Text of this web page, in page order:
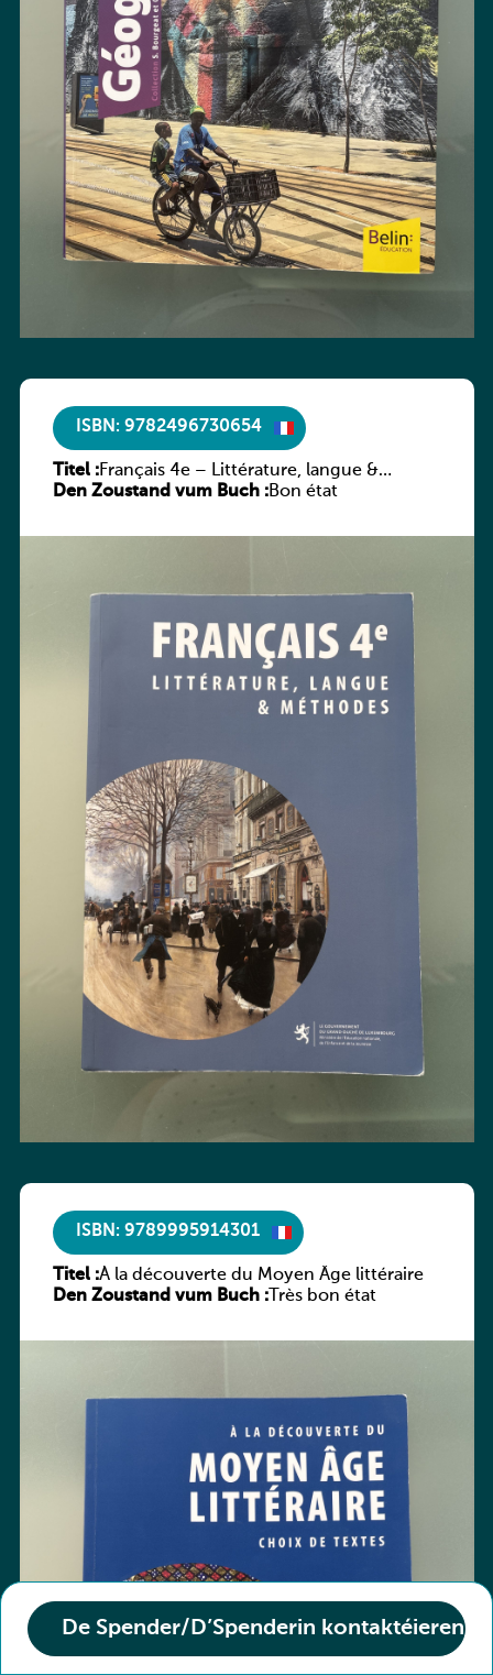
De Spender/D’Spenderin kontaktéieren
ISBN: 9782496730654
Titel :Français 4e – Littérature, langue &
méthodes
Den Zoustand vum Buch :Bon état
ISBN: 9789995914301
Titel :À la découverte du Moyen Âge littéraire
Den Zoustand vum Buch :Très bon état